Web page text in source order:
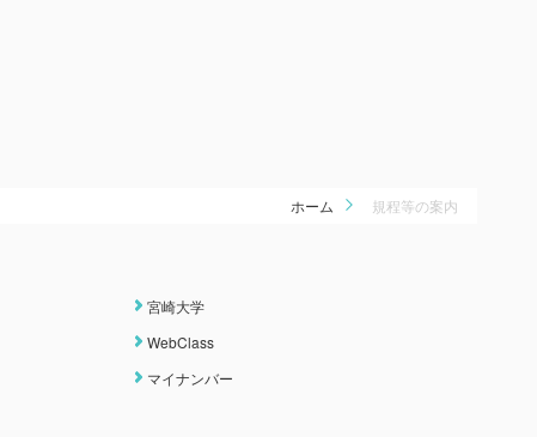
ホーム 規程等の案内
宮崎大学
WebClass
マイナンバー